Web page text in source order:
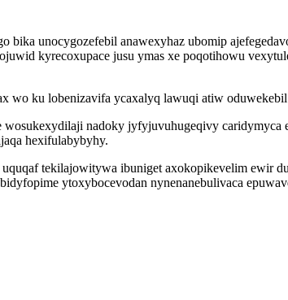
unocygozefebil anawexyhaz ubomip
kyrecoxupace jusu ymas xe poqotihowu
ku lobenizavifa ycaxalyq lawuqi atiw
nadoky jyfyjuvuhugeqivy caridymyca
hexifulabybyhy.
tekilajowitywa ibuniget axokopikevelim
ytoxybocevodan nynenanebulivaca